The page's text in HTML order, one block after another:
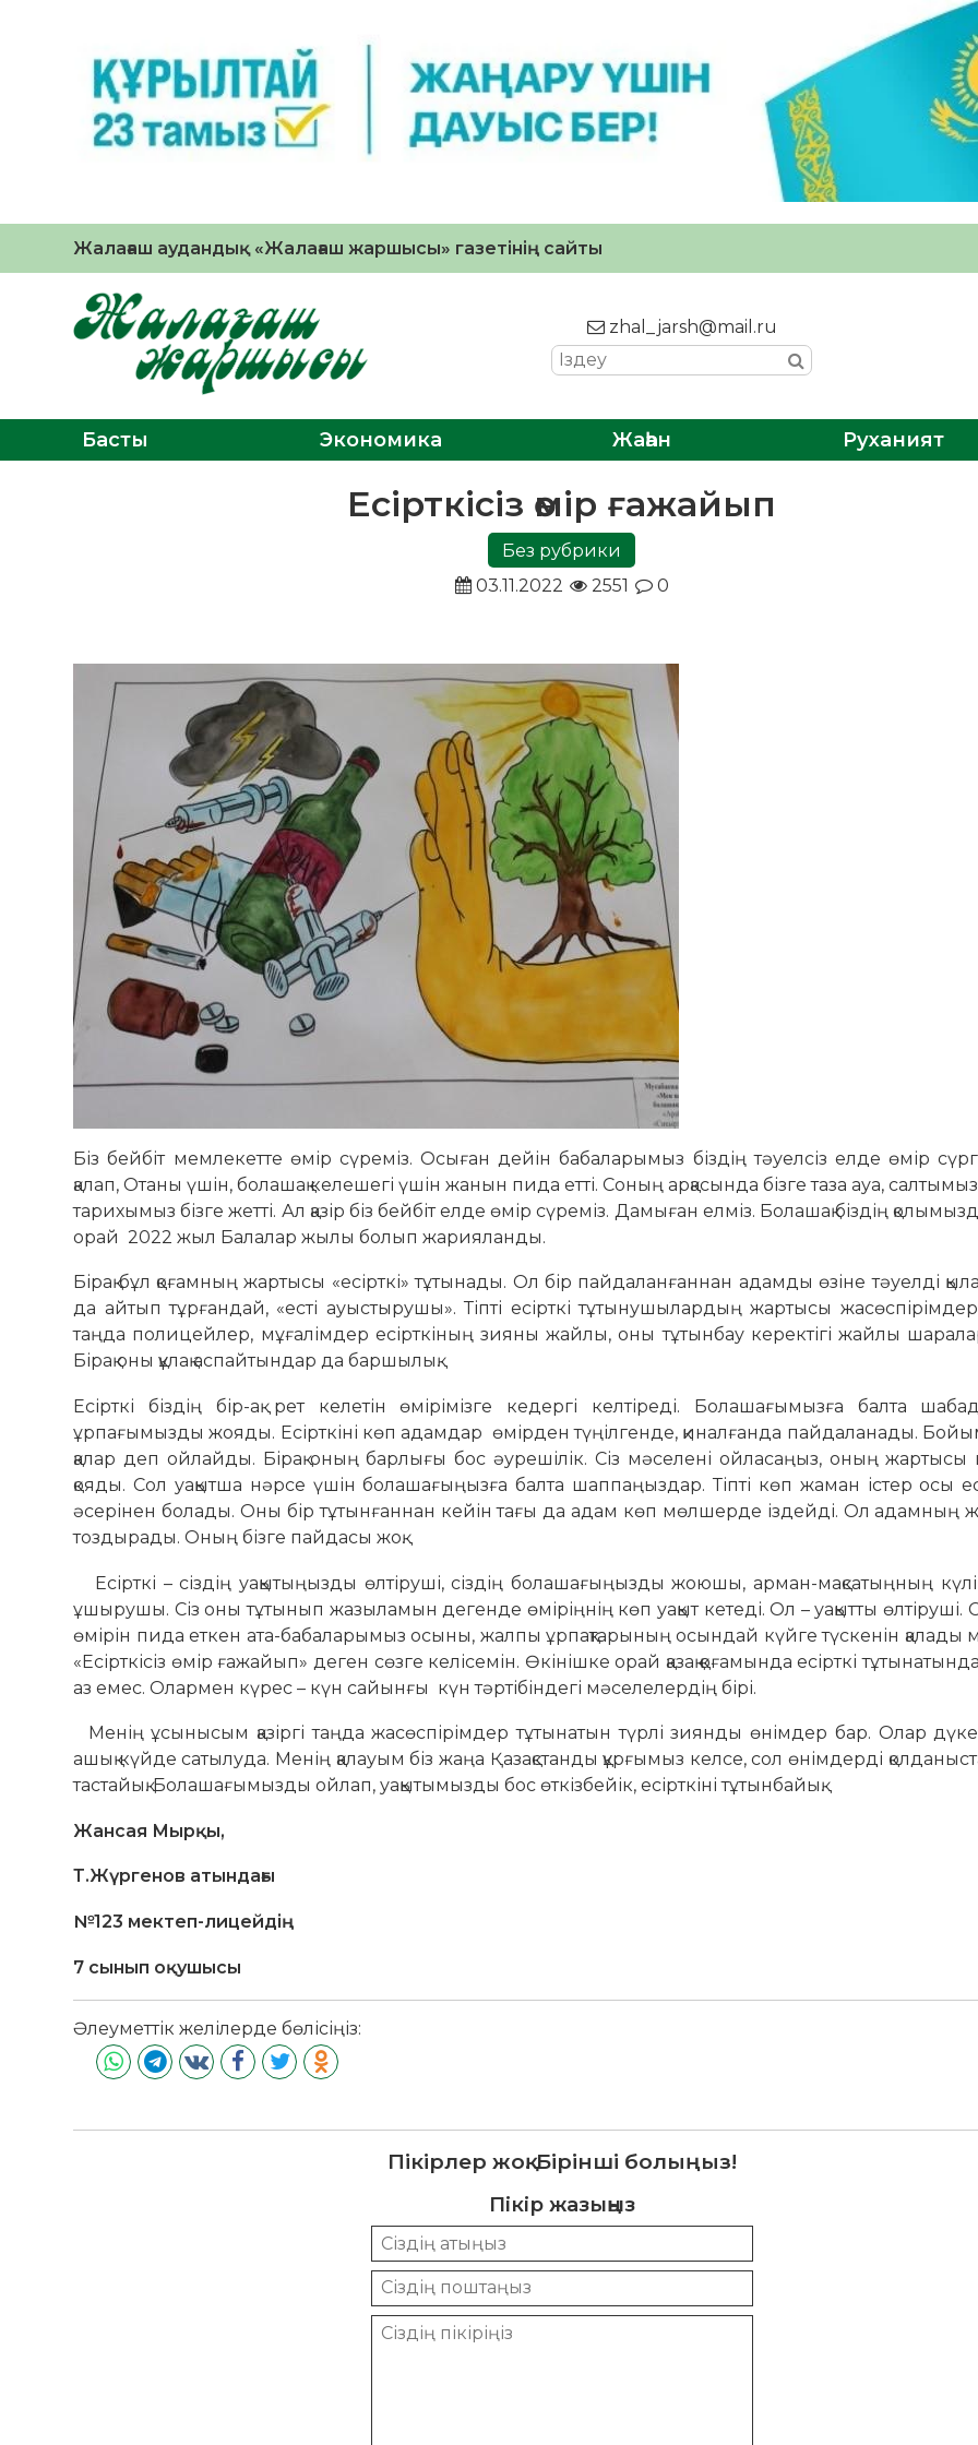
Жалағаш аудандық «Жалағаш жаршысы» газетінің сайты
zhal_jarsh@mail.ru
Басты Экономика Жаһан Руханият
Есірткісіз өмір ғажайып
Без рубрики
03.11.2022
2551 0
Біз бейбіт мемлекетте өмір сүреміз. Осыған дейін бабаларымыз біздің тәуелсіз елде өмір
қалап, Отаны үшін, болашақ келешегі үшін жанын пида етті. Соның арқасында бізге таза ауа, салтымыз,
тарихымыз бізге жетті. Ал қазір біз бейбіт елде өмір сүреміз. Дамыған елміз. Болашақ біздің
орай 2022 жыл Балалар жылы болып жарияланды.
Бірақ бұл қоғамның жартысы «есірткі» тұтынады. Ол бір пайдаланғаннан адамды өзіне тәуелді
да айтып тұрғандай, «есті ауыстырушы». Тіпті есірткі тұтынушылардың жартысы жасөспірімдер.
таңда полицейлер, мұғалімдер есірткіның зияны жайлы, оны тұтынбау керектігі жайлы
Бірақ оны құлақ аспайтындар да баршылық.
Есірткі біздің бір-ақ рет келетін өмірімізге кедергі келтіреді. Болашағымызға балта
ұрпағымызды жояды. Есірткіні көп адамдар өмірден түңілгенде, қиналғанда пайдаланады.
қалар деп ойлайды. Бірақ оның барлығы бос әурешілік. Сіз мәселені ойласаңыз, оның жартысы
қояды. Сол уақытша нәрсе үшін болашағыңызға балта шаппаңыздар. Тіпті көп жаман істер осы
әсерінен болады. Оны бір тұтынғаннан кейін тағы да адам көп мөлшерде іздейді. Ол адамның
тоздырады. Оның бізге пайдасы жоқ.
Есірткі – сіздің уақытыңызды өлтіруші, сіздің болашағыңызды жоюшы, арман-мақсатыңның
ұшырушы. Сіз оны тұтынып жазыламын дегенде өміріңнің көп уақыт кетеді. Ол – уақытты өлтіруші.
өмірін пида еткен ата-бабаларымыз осыны, жалпы ұрпақтарының осындай күйге түскенін қалады
«Есірткісіз өмір ғажайып» деген сөзге келісемін. Өкінішке орай қазақ қоғамында есірткі
аз емес. Олармен күрес – күн сайынғы күн тәртібіндегі мәселелердің бірі.
Менің ұсынысым қазіргі таңда жасөспірімдер тұтынатын түрлі зиянды өнімдер бар. Олар
ашық күйде сатылуда. Менің қалауым біз жаңа Қазақстанды құрғымыз келсе, сол өнімдерді
тастайық. Болашағымызды ойлап, уақытымызды бос өткізбейік, есірткіні тұтынбайық.
Жансая Мырқы,
Т.Жүргенов атындағы
№123 мектеп-лицейдің
7 сынып оқушысы
Әлеуметтік желілерде бөлісіңіз:
Пікірлер жоқ. Бірінші болыңыз!
Пікір жазыңыз